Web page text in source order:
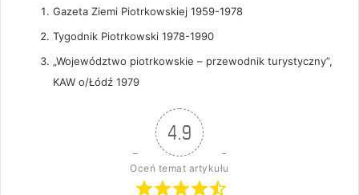
Gazeta Ziemi Piotrkowskiej 1959-1978
Tygodnik Piotrkowski 1978-1990
„Województwo piotrkowskie – przewodnik turystyczny”,
KAW o/Łódź 1979
4.9
Oceń temat artykułu